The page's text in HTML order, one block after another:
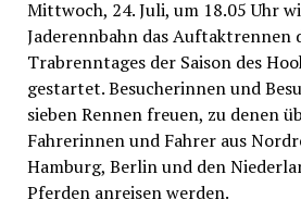
Mittwoch, 24. Juli, um 18.05 Uhr
Jaderennbahn das Auftaktrennen
Trabrenntages der Saison des
gestartet. Besucherinnen und
sieben Rennen freuen, zu denen
Fahrerinnen und Fahrer aus
Hamburg, Berlin und den
Pferden anreisen werden.